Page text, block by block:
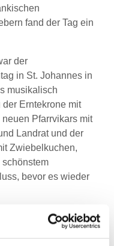
fand der Tag ein
der
in St. Johannes in
musikalisch
Erntekrone mit
Pfarrvikars mit
Landrat und der
Zwiebelkuchen,
bevor es wieder
allen
für die fürsorgliche